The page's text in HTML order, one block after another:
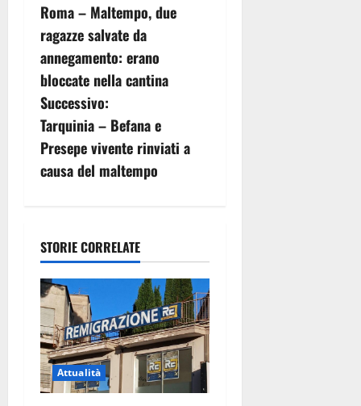
a
v
i
g
a
o
n
e
a
Roma – Maltempo, due
ragazze salvate da
annegamento: erano
bloccate nella cantina
Successivo:
Tarquinia – Befana e
Presepe vivente rinviati a
causa del maltempo
STORIE CORRELATE
Attualità